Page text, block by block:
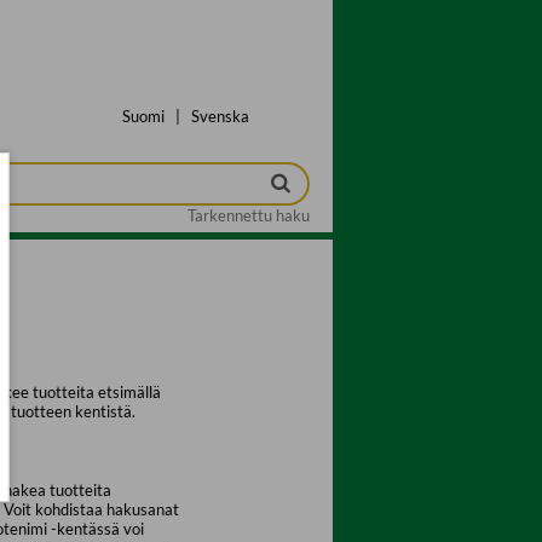
Suomi Svenska
Tarkennettu haku
tuotteita etsimällä
tuotteen kentistä.
hakea tuotteita
kohdistaa hakusanat
-kentässä voi